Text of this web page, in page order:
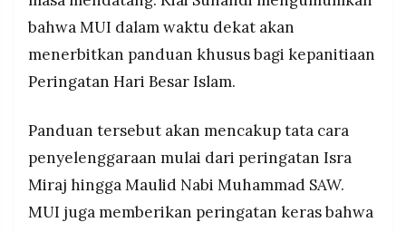
bahwa MUI dalam waktu dekat akan
menerbitkan panduan khusus bagi kepanitiaan
Peringatan Hari Besar Islam.
Panduan tersebut akan mencakup tata cara
penyelenggaraan mulai dari peringatan Isra
Miraj hingga Maulid Nabi Muhammad SAW.
MUI juga memberikan peringatan keras bahwa